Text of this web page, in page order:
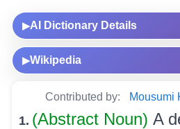
▶AI Dictionary Details
▶Wikipedia
Contributed by: Mousumi
1. (Abstract Noun) A